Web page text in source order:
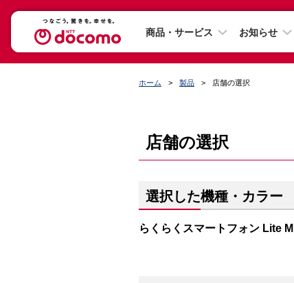
商品・サービス お知らせ
ホーム 製品 店舗の選択
店舗の選択
選択した機種・カラー
らくらくスマートフォン Lite